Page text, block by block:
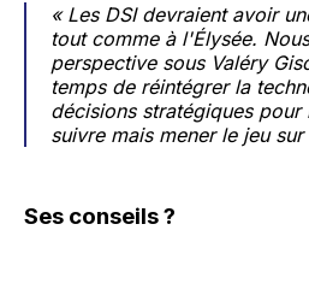
« Les DSI devraient avoir
tout comme à l'Élysée.
perspective sous Valéry
temps de réintégrer la
décisions stratégiques pour
suivre mais mener le jeu
Ses conseils ?